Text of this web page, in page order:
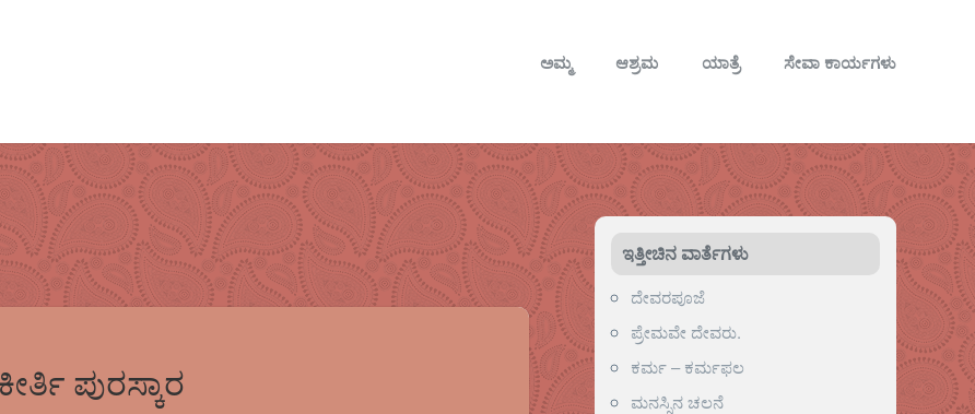
ಅಮ್ಮ ಆಶ್ರಮ ಯಾತ್ರೆ ಸೇವಾ ಕಾರ್ಯಗಳು
ಪುರಸ್ಕಾರ
ಇತ್ತೀಚಿನ ವಾರ್ತೆಗಳು
ದೇವರಪೂಜೆ
ಪ್ರೇಮವೇ ದೇವರು.
ಕರ್ಮ – ಕರ್ಮಫಲ
ಮನಸ್ಸಿನ ಚಲನೆ